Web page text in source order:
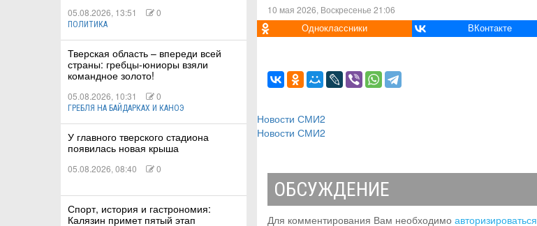
05.08.2026, 13:51 0
ПОЛИТИКА
Тверская область – впереди всей
страны: гребцы-юниоры взяли
командное золото!
05.08.2026, 10:31 0
ГРЕБЛЯ НА БАЙДАРКАХ И КАНОЭ
У главного тверского стадиона
появилась новая крыша
05.08.2026, 08:40 0
Спорт, история и гастрономия:
Калязин примет пятый этап
10 мая 2026, Воскресенье 21:06
Одноклассники ВКонтакте
Новости СМИ2
Новости СМИ2
ОБСУЖДЕНИЕ
Для комментирования Вам необходимоавторизироваться